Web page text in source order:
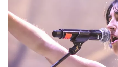
Klisk